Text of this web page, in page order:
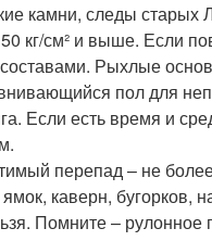
камни, следы старых
кг/см² и выше. Если
Рыхлые
пол для
Если есть время и
перепад – не
каверн, бугорков,
Помните – рулонное